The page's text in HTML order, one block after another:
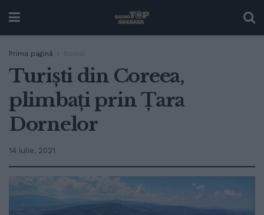
Prima pagină Social
Turiști din Coreea,
plimbați prin Țara
Dornelor
14 iulie, 2021